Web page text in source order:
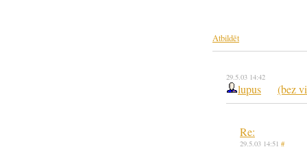
Atbildēt
29.5.03 14:42
lupus (bez
Re:
29.5.03 14:51 #